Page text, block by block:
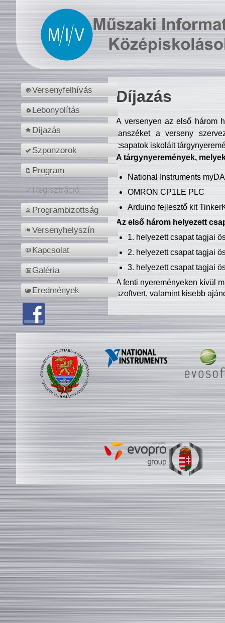
Versenyfelhívás
Lebonyolítás
Díjazás
Szponzorok
Program
Regisztráció
Programbizottság
Versenyhelyszín
Kapcsolat
Galéria
Eredmények
Díjazás
A versenyen az első három
tanszéket a verseny
csapatok iskoláit
A tárgynyeremények,
National Instruments
OMRON CP1LE PLC
Arduino fejlesztő kit
Az első három helyezett
1. helyezett csapat tagjai
2. helyezett csapat tagjai
3. helyezett csapat tagjai
A fenti nyereményeken kívül
szoftvert, valamint kisebb